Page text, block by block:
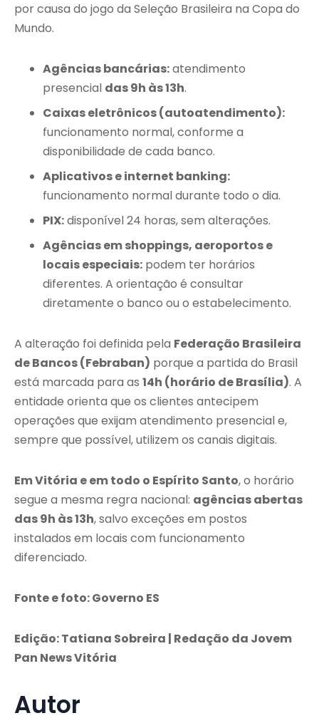
por causa do jogo da Seleção Brasileira na Copa do
Mundo.
Agências bancárias:atendimento
presencial das 9h às 13h.
Caixas eletrônicos (autoatendimento):
funcionamento normal, conforme a
disponibilidade de cada banco.
Aplicativos e internet banking:
funcionamento normal durante todo o dia.
PIX:disponível 24 horas, sem alterações.
Agências em shoppings, aeroportos e
locais especiais: podem ter horários
diferentes. A orientação é consultar
diretamente o banco ou o estabelecimento.
A alteração foi definida pela Federação Brasileira
de Bancos (Febraban) porque a partida do Brasil
está marcada para as 14h (horário de Brasília). A
entidade orienta que os clientes antecipem
operações que exijam atendimento presencial e,
sempre que possível, utilizem os canais digitais.
Em Vitória e em todo o Espírito Santo, o horário
segue a mesma regra nacional: agências abertas
das 9h às 13h, salvo exceções em postos
instalados em locais com funcionamento
diferenciado.
Fonte e foto: Governo ES
Edição: Tatiana Sobreira | Redação da Jovem
Pan News Vitória
Autor